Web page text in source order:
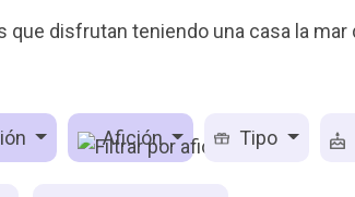
que disfrutan teniendo una casa la
Afición Tipo